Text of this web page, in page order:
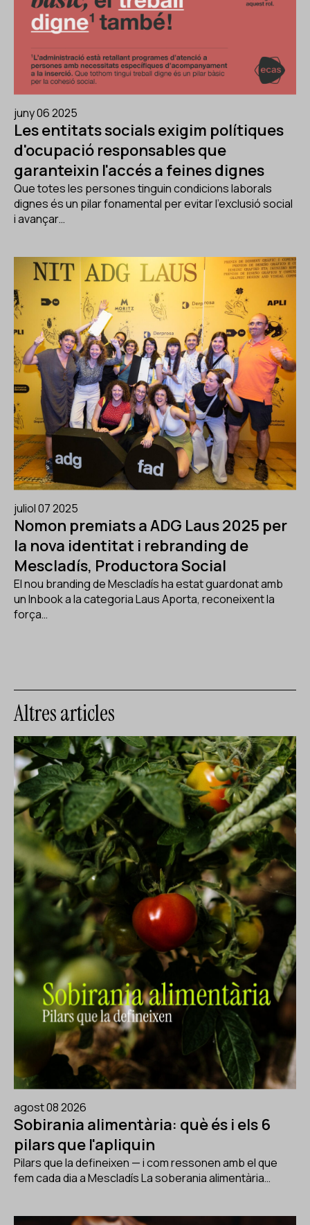
juny 06 2025
Les entitats socials exigim polítiques
d'ocupació responsables que
garanteixin l'accés a feines dignes
Que totes les persones tinguin condicions laborals
dignes és un pilar fonamental per evitar l'exclusió social
i avançar…
juliol 07 2025
Nomon premiats a ADG Laus 2025 per
la nova identitat i rebranding de
Mescladís, Productora Social
El nou branding de Mescladís ha estat guardonat amb
un Inbook a la categoria Laus Aporta, reconeixent la
força…
Altres articles
agost 08 2026
Sobirania alimentària: què és i els 6
pilars que l'apliquin
Pilars que la defineixen — i com ressonen amb el que
fem cada dia a Mescladís La soberania alimentària…